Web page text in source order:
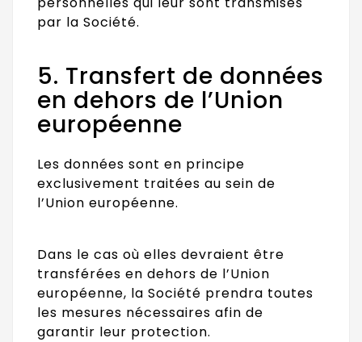
par la Société.
5. Transfert de données
en dehors de l’Union
européenne
Les données sont en principe
exclusivement traitées au sein de
l’Union européenne.
Dans le cas où elles devraient être
transférées en dehors de l’Union
européenne, la Société prendra toutes
les mesures nécessaires afin de
garantir leur protection.